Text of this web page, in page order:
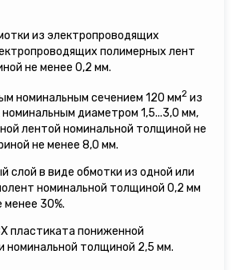
из электропроводящих
полимерных лент
не менее 0,2 мм.
номинальным сечением 120 мм2 из
диаметром 1,5...3,0 мм,
лентой номинальной толщиной не
не менее 8,0 мм.
слой в виде обмотки из одной или
номинальной толщиной 0,2 мм
30%.
пластиката пониженной
номинальной толщиной 2,5 мм.